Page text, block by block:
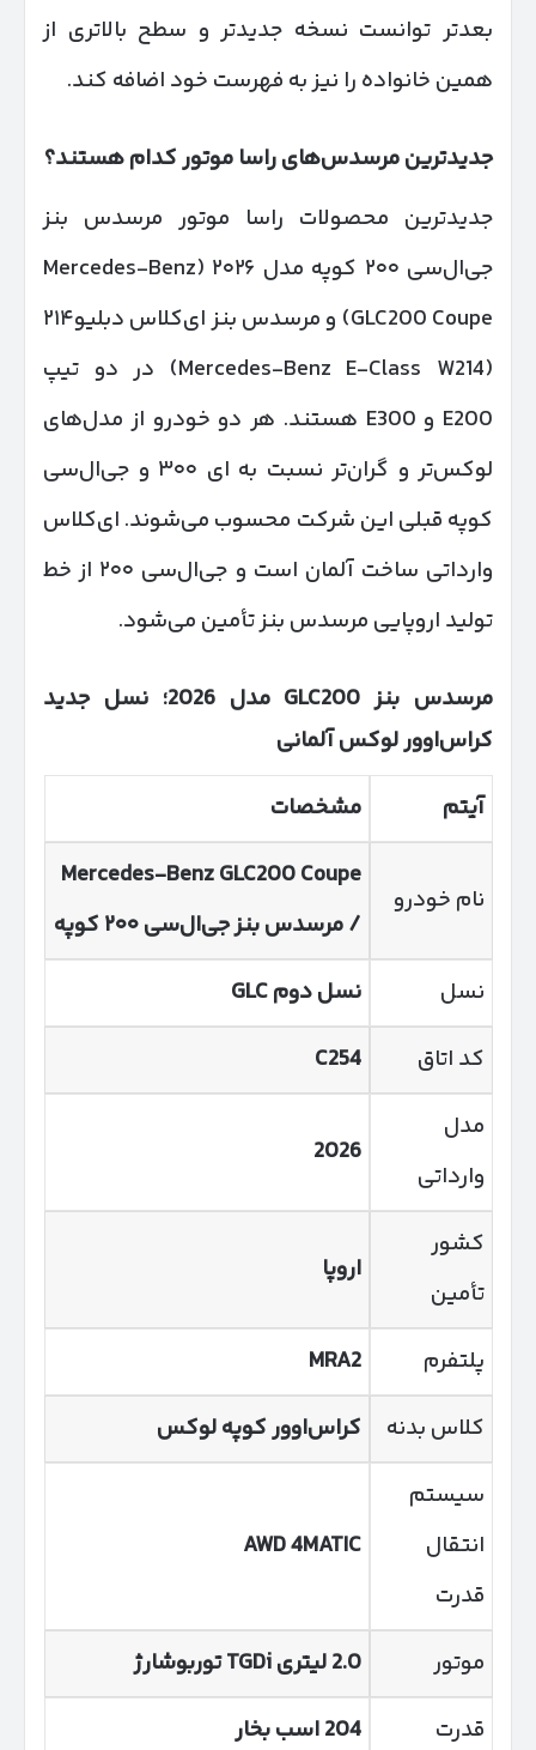
بعدتر توانست نسخه جدیدتر و سطح بالاتری از
همین خانواده را نیز به فهرست خود اضافه کند.
جدیدترین مرسدس‌های راسا موتور کدام هستند؟
جدیدترین محصولات راسا موتور مرسدس بنز
جی‌ال‌سی ۲۰۰ کوپه مدل ۲۰۲۶ (Mercedes-Benz
GLC200 Coupe) و مرسدس بنز ای‌کلاس دبلیو۲۱۴
(Mercedes-Benz E-Class W214) در دو تیپ
E200 و E300 هستند. هر دو خودرو از مدل‌های
لوکس‌تر و گران‌تر نسبت به ای ۳۰۰ و جی‌ال‌سی
کوپه قبلی این شرکت محسوب می‌شوند. ای‌کلاس
وارداتی ساخت آلمان است و جی‌ال‌سی ۲۰۰ از خط
تولید اروپایی مرسدس بنز تأمین می‌شود.
مرسدس بنز GLC
200 مدل 2026؛ نسل جدید
کراس‌اوور لوکس آلمانی
آیتم
مشخصات
نام خودرو
Mercedes-Benz GLC200Coupe
/ مرسدس بنز جی‌ال‌سی ۲۰۰ کوپه
نسل
نسل دومGLC
کد اتاق
C254
مدل
وارداتی
2026
کشور
تأمین
اروپا
پلتفرم
MRA2
کلاس بدنه
کراس‌اوور کوپه لوکس
سیستم
انتقال
قدرت
AWD 4MATIC
موتور 2.0 لیتری TGDiتوربوشارژ
قدرت
204 اسب بخار